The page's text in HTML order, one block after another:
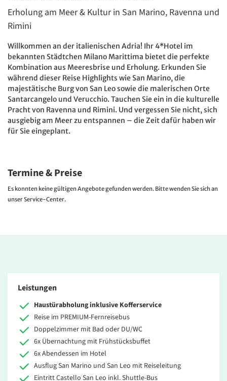
Erholung am Meer & Kultur in San Marino, Ravenna und
Rimini
Willkommen an der italienischen Adria! Ihr 4*Hotel im
bekannten Städtchen Milano Marittima bietet die perfekte
Kombination aus Meeresbrise und Erholung. Erkunden Sie
während dieser Reise Highlights wie San Marino, die
majestätische Burg von San Leo sowie die malerischen Orte
Santarcangelo und Verucchio. Tauchen Sie ein in die kulturelle
Pracht von Ravenna und Rimini. Und vergessen Sie nicht, sich
ausgiebig am Meer zu entspannen – die Zeit dafür haben wir
für Sie eingeplant.
Termine & Preise
Es konnten keine gültigen Angebote gefunden werden. Bitte wenden Sie sich an
unser Service-Center.
Leistungen
Haustürabholung inklusive Kofferservice
Reise im PREMIUM-Fernreisebus
Doppelzimmer mit Bad oder DU/WC
6x Übernachtung mit Frühstücksbuffet
6x Abendessen im Hotel
Ausflug San Marino und San Leo mit Reiseleitung
Eintritt Castello San Leo inkl. Shuttle-Bus